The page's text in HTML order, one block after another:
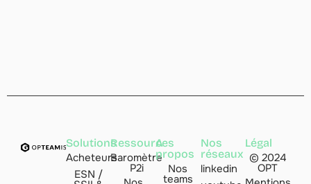
Solutions
Acheteurs
ESN /
Ressources
Baromètre
P2i
A
propos
Nos
teams
Nos
réseaux
linkedin
Légal
© 2024
OPT